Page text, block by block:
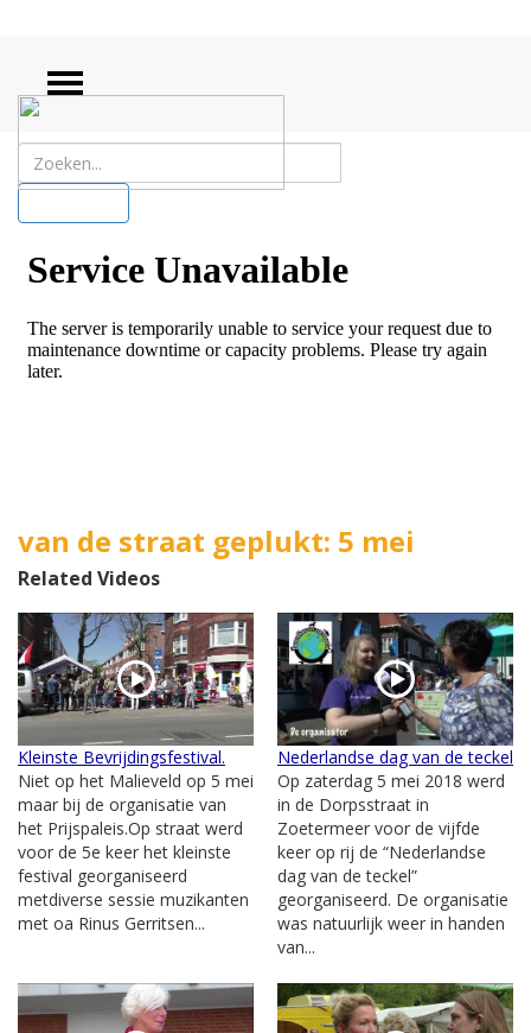
van de straat geplukt: 5 mei
Related Videos
Kleinste Bevrijdingsfestival.
Niet op het Malieveld op 5 mei
maar bij de organisatie van
het Prijspaleis.Op straat werd
voor de 5e keer het kleinste
festival georganiseerd
metdiverse sessie muzikanten
met oa Rinus Gerritsen...
Nederlandse dag van de teckel
Op zaterdag 5 mei 2018 werd
in de Dorpsstraat in
Zoetermeer voor de vijfde
keer op rij de “Nederlandse
dag van de teckel”
georganiseerd. De organisatie
was natuurlijk weer in handen
van...